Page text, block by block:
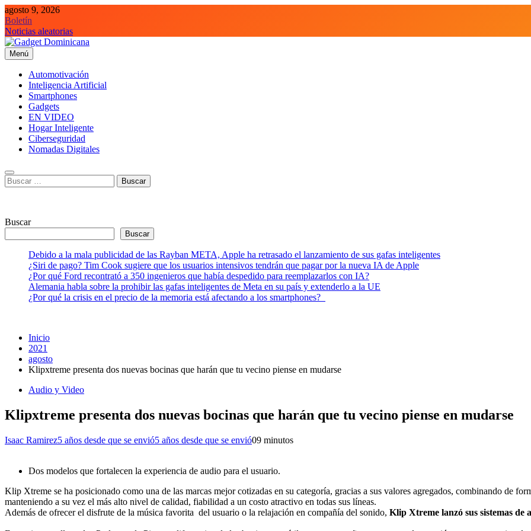
Saltar
al
contenido
agosto 9, 2026
Boletín
Noticias aleatorias
Gadget Dominicana
Gadgets, Autos y Tecnología de consumo
Menú
Automotivación
Inteligencia Artificial
Smartphones
Gadgets
EN VIDEO
Hogar Inteligente
Ciberseguridad
Nomadas Digitales
Buscar:
Buscar
Buscar
Debido a la mala publicidad de las Rayban META, Apple ha retrasado el lanzamiento de sus gafas inteligentes
¿Siri de pago? Tim Cook sugiere que los usuarios intensivos tendrán que pagar por la nueva IA de Apple
¿Por qué Ford recontrató a 350 ingenieros que había despedido para reemplazarlos con IA?
Alemania habla sobre la prohibir las gafas inteligentes de Meta en su país y extenderlo a la UE
¿Por qué la crisis en el precio de la memoria está afectando a los smartphones?
Inicio
2021
agosto
Klipxtreme presenta dos nuevas bocinas que harán que tu vecino piense en mudarse
Audio y Video
Klipxtreme presenta dos nuevas bocinas que harán que tu vecino piense en mudarse
Isaac Ramirez5 años desde que se envió5 años desde que se envió09 minutos
Dos modelos que fortalecen la experiencia de audio para el usuario.
Klip Xtreme se ha posicionado como una de las marcas mejor cotizadas en su categoría, gracias a sus valores agregados, combinando de
manteniendo a su vez el más alto nivel de calidad, fiabilidad a un costo atractivo en todas sus líneas.
Además de ofrecer el disfrute de la música favorita del usuario o la relajación en compañía del sonido, Klip Xtreme lanzó sus sistemas de